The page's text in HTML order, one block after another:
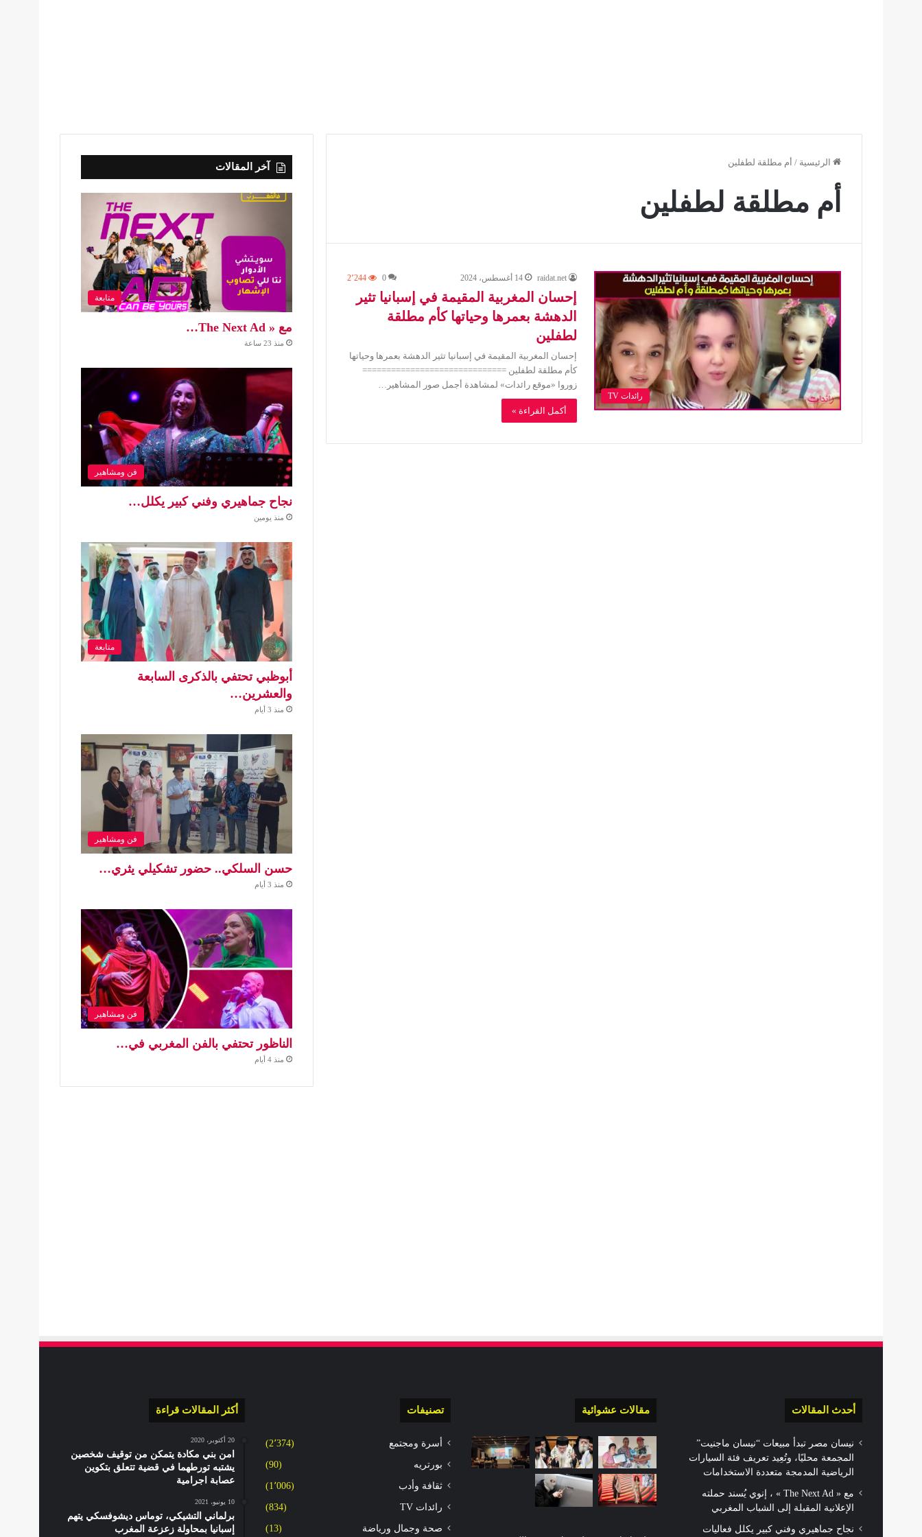
الرئيسية / أم مطلقة لطفلين
أم مطلقة لطفلين
رائدات TV
raidat.net 14 أغسطس، 2024 0 2٬244
إحسان المغربية المقيمة في إسبانيا تثير
الدهشة بعمرها وحياتها كأم مطلقة
لطفلين
إحسان المغربية المقيمة في إسبانيا تثير الدهشة بعمرها وحياتها
كأم مطلقة لطفلين ==============================
زوروا «موقع رائدات» لمشاهدة أجمل صور المشاهير…
أكمل القراءة »
آخر المقالات
متابعة
مع « The Next Ad…
منذ 23 ساعة
فن ومشاهير
نجاح جماهيري وفني كبير يكلل…
منذ يومين
متابعة
أبوظبي تحتفي بالذكرى السابعة
والعشرين…
منذ 3 أيام
فن ومشاهير
حسن السلكي.. حضور تشكيلي يثري…
منذ 3 أيام
فن ومشاهير
الناظور تحتفي بالفن المغربي في…
منذ 4 أيام
أحدث المقالات
نيسان مصر تبدأ مبيعات “نيسان ماجنيت”
المجمعة محليًا، وتُعِيد تعريف فئة السيارات
الرياضية المدمجة متعددة الاستخدامات
مع « The Next Ad » ، إنوي يُسند حملته
الإعلانية المقبلة إلى الشباب المغربي
نجاح جماهيري وفني كبير يكلل فعاليات
مقالات عشوائية تصنيفات
أسرة ومجتمع (2٬374)
بورتريه (90)
ثقافة وأدب (1٬006)
رائدات TV (834)
صحة وجمال ورياضة (13)
أكثر المقالات قراءة
20 أكتوبر، 2020
امن بني مكادة يتمكن من توقيف شخصين
يشتبه تورطهما في قضية تتعلق بتكوين
عصابة اجرامية
10 يونيو، 2021
برلماني التشيكي، توماس ديشوفسكي يتهم
إسبانيا بمحاولة زعزعة المغرب